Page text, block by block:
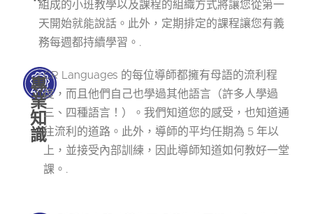
組成的小班教學以及課程的組織方式將讓您從第一
天開始就能說話。此外，定期排定的課程讓您有義
務每週都持續學習。.
專
業
知
識
CR Languages 的每位導師都擁有母語的流利程
度，而且他們自己也學過其他語言（許多人學過
三、四種語言！）。我們知道您的感受，也知道通
往流利的道路。此外，導師的平均任期為 5 年以
上，並接受內部訓練，因此導師知道如何教好一堂
課。.